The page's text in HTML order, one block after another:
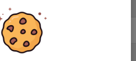
Huvudtränare